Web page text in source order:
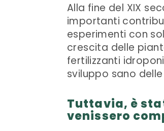
Alla fine del XIX
importanti
esperimenti con
crescita delle
fertilizzanti
sviluppo sano
Tuttavia, è
venissero